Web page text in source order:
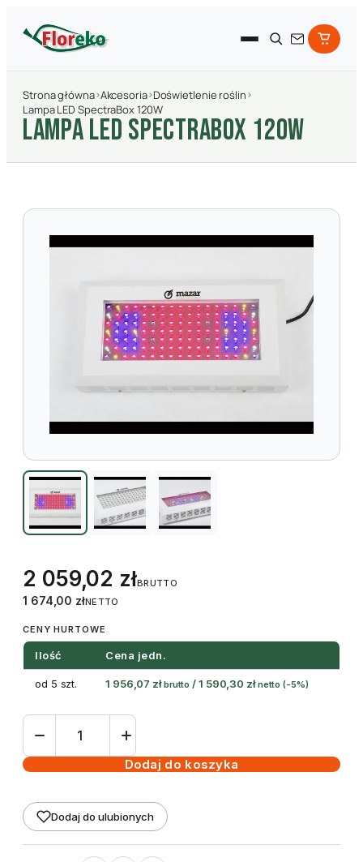
Strona główna›Akcesoria›Doświetlenie roślin›
Lampa LED SpectraBox 120W
LAMPA LED SPECTRABOX 120W
2 059,02 złBRUTTO
1 674,00 złNETTO
CENY HURTOWE
Ilość Cena jedn.
od 5 szt. 1 956,07 zł brutto /1 590,30 zł netto (-5%)
ilość
LED
120W
Dodaj do koszyka
Dodaj do ulubionych